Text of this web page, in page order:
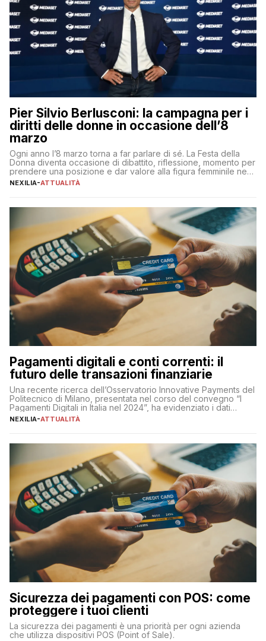
Pier Silvio Berlusconi: la campagna per i
diritti delle donne in occasione dell’8
marzo
Ogni anno l’8 marzo torna a far parlare di sé. La Festa della
Donna diventa occasione di dibattito, riflessione, momento per
prendere una posizione e dar valore alla figura femminile nella
sua complessità e crucialità. A lanciare un messaggio “forte e
NEXILIA-ATTUALITÀ
Pagamenti digitali e conti correnti: il
futuro delle transazioni finanziarie
Una recente ricerca dell’Osservatorio Innovative Payments del
Politecnico di Milano, presentata nel corso del convegno “I
Pagamenti Digitali in Italia nel 2024”, ha evidenziato i dati
definitivi del primo semestre 2024 relativamente alle
NEXILIA-ATTUALITÀ
Sicurezza dei pagamenti con POS: come
proteggere i tuoi clienti
La sicurezza dei pagamenti è una priorità per ogni azienda
che utilizza dispositivi POS (Point of Sale).